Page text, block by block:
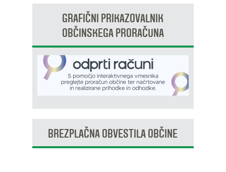
GRAFIČNI PRIKAZOVALNIK
OBČINSKEGA PRORAČUNA
BREZPLAČNA OBVESTILA OBČINE